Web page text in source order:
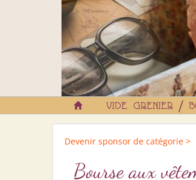
VIDE GRENIER /
Devenir sponsor de catégorie >
Bourse aux